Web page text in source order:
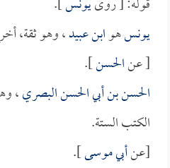
يونسهوابن عبيد، وهو ثقة،
[ عنالحسن].
الحسن بن أبي الحسن البصري،
الكتب الستة.
[عنأبي موسى].